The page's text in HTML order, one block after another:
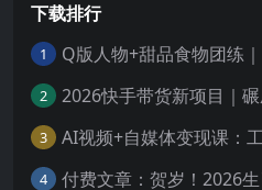
辑、详情页转化信任体系、财务测
算与全年运营规划，完整搭建付费
推广框架，拆解搜索权重起量...
下载排行
1
2
3
4